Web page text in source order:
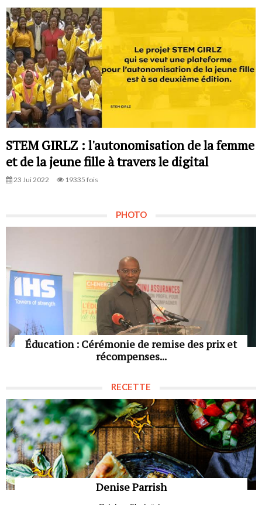
STEM GIRLZ : l'autonomisation de la femme
et de la jeune fille à travers le digital
23 Jui 2022 19335 fois
PHOTO
Éducation : Cérémonie de remise des prix et
récompenses...
RECETTE
Denise Parrish